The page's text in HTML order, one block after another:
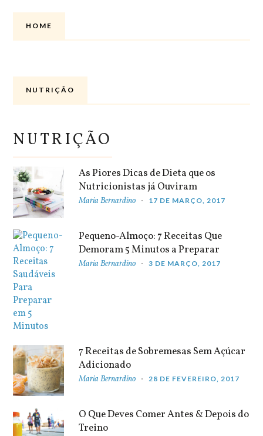
HOME
NUTRIÇÃO
NUTRIÇÃO
As Piores Dicas de Dieta que os
Nutricionistas já Ouviram
Maria Bernardino 17 DE MARÇO, 2017
Pequeno-Almoço: 7 Receitas Que
Demoram 5 Minutos a Preparar
Maria Bernardino 3 DE MARÇO, 2017
7 Receitas de Sobremesas Sem Açúcar
Adicionado
Maria Bernardino 28 DE FEVEREIRO, 2017
O Que Deves Comer Antes & Depois do
Treino